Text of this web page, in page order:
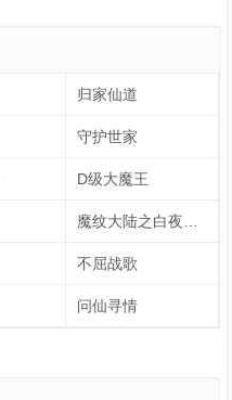
归家仙道
守护世家
D级大魔王
不屈战歌
问仙寻情